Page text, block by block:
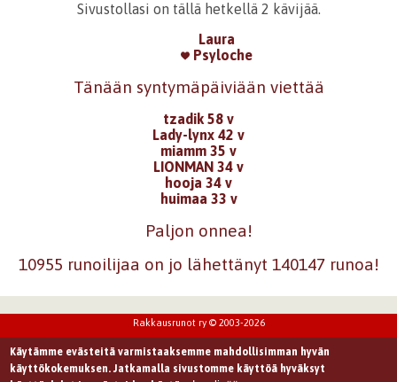
Sivustollasi on tällä hetkellä 2 kävijää.
Laura
Psyloche
Tänään syntymäpäiviään viettää
tzadik 58 v
Lady-lynx 42 v
miamm 35 v
LIONMAN 34 v
hooja 34 v
huimaa 33 v
Paljon onnea!
10955 runoilijaa on jo lähettänyt 140147 runoa!
Rakkausrunot ry © 2003-2026
Käytämme evästeitä varmistaaksemme mahdollisimman hyvän
käyttökokemuksen. Jatkamalla sivustomme käyttöä hyväksyt